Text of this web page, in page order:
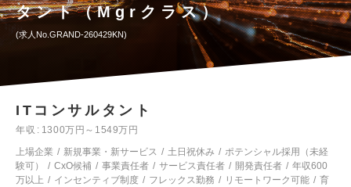
タント（Mgrクラス）
求人No.GRAND-260429KN
ITコンサルタント
年収
1300万円～1549万円
上場企業
新規事業・新サービス 土日祝休み
ポテンシャル採用（未経
験可）
CxO候補 事業責任者 サービス責任者 開発責任者
年収600
万以上
インセンティブ制度 フレックス勤務 リモートワーク可能
育